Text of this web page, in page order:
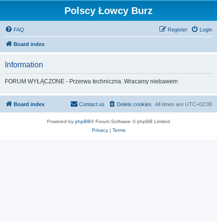
Polscy Łowcy Burz
FAQ Login
Register
Board index
Information
FORUM WYŁĄCZONE - Przerwa techniczna. Wracamy niebawem
Board index All times are UTC+02:00
Delete cookies
Contact us
Powered by phpBB® Forum Software © phpBB Limited
Privacy| Terms